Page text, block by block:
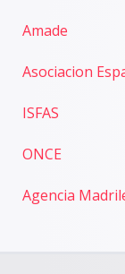
Amade
Asociacion
ISFAS
ONCE
Agencia